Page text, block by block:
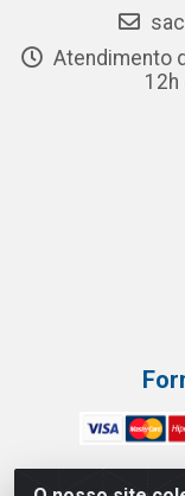
Atendimento
12h